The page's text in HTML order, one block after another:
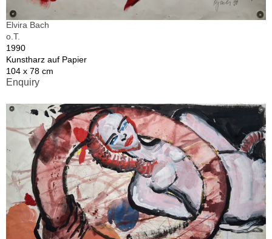
Elvira Bach
o.T.
1990
Kunstharz auf Papier
104 x 78 cm
Enquiry